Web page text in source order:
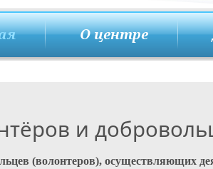
О центре
и
(волонтеров), осуществляющих